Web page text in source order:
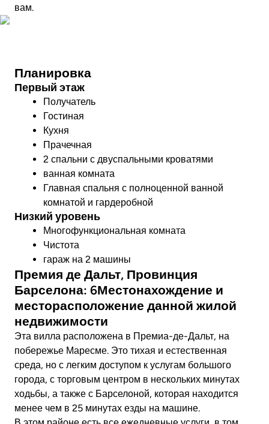
вам.
Планировка
Первый этаж
Получатель
Гостиная
Кухня
Прачечная
2 спальни с двуспальными кроватями
ванная комната
Главная спальня с полноценной ванной
комнатой и гардеробной
Низкий уровень
Многофункциональная комната
Чистота
гараж на 2 машины
Премия де Дальт, Провинция
Барселона: 6Местонахождение и
месторасположение данной жилой
недвижимости
Эта вилла расположена в Премиа-де-Дальт, на
побережье Маресме. Это тихая и естественная
среда, но с легким доступом к услугам большого
города, с торговым центром в нескольких минутах
ходьбы, а также с Барселоной, которая находится
менее чем в 25 минутах езды на машине.